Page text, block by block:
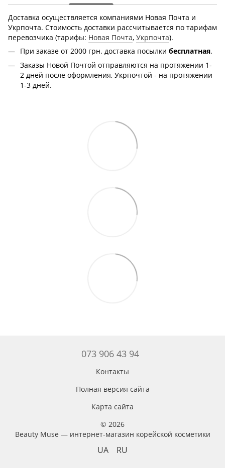
Доставка осуществляется компаниями Новая Почта и
Укрпочта. Стоимость доставки рассчитывается по тарифам
перевозчика (тарифы: Новая Почта, Укрпочта).
При заказе от 2000 грн. доставка посылки бесплатная.
Заказы Новой Почтой отправляются на протяжении 1-
2 дней после оформления, Укрпочтой - на протяжении
1-3 дней.
073 906 43 94
Контакты
Полная версия сайта
Карта сайта
© 2026
Beauty Muse — интернет-магазин корейской косметики
UA RU